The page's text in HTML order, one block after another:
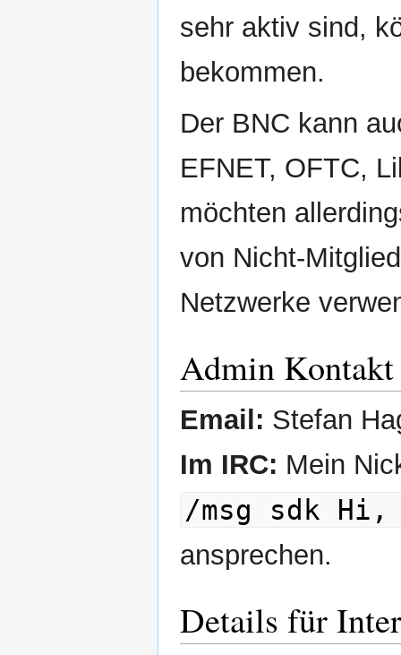
sehr aktiv sind,
bekommen.
Der BNC kann
EFNET, OFTC,
möchten
von Nicht-
Netzwerke
Admin Kontakt
Email: Stefan
Im IRC: Mein
/msg sdk
ansprechen.
Details für